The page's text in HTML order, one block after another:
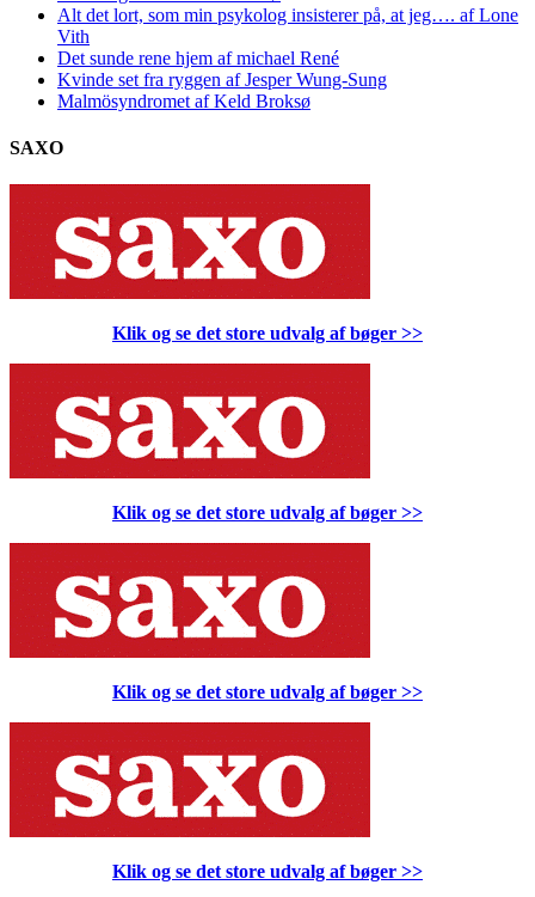
Alt det lort, som min psykolog insisterer på, at jeg…. af Lone
Vith
Det sunde rene hjem af michael René
Kvinde set fra ryggen af Jesper Wung-Sung
Malmösyndromet af Keld Broksø
SAXO
Klik og se det store udvalg af bøger >>
Klik og se det store udvalg af bøger >>
Klik og se det store udvalg af bøger >>
Klik og se det store udvalg af bøger >>